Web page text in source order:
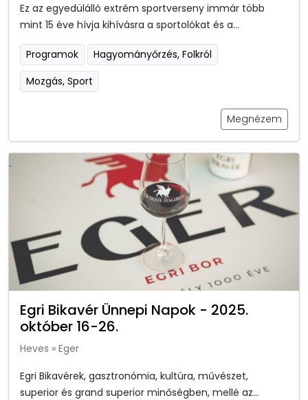
Ez az egyedülálló extrém sportverseny immár több
mint 15 éve hívja kihívásra a sportolókat és a...
Programok
Hagyományőrzés, Folkról
Mozgás, Sport
Megnézem
Egri Bikavér Ünnepi Napok - 2025.
október 16-26.
Heves » Eger
Egri Bikavérek, gasztronómia, kultúra, művészet,
superior és grand superior minőségben, mellé az...